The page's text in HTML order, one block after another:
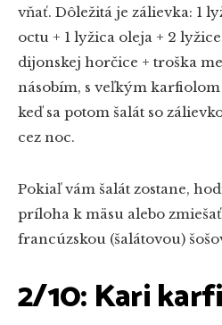
vňať. Dôležitá je zálievka: 1
octu + 1 lyžica oleja + 2
dijonskej horčice + troška
násobím, s veľkým karfiolom
keď sa potom šalát so
cez noc.
Pokiaľ vám šalát zostane,
príloha k mäsu alebo
francúzskou (šalátovou)
2/10: Kari